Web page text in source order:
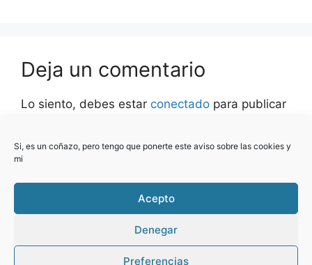
Si, es un coñazo, pero tengo que ponerte este aviso sobre las cookies y
mi
Acepto
Denegar
Preferencias
Deja un comentario
Lo siento, debes estar conectado para publicar
Este sitio usa Akismet para reducir el spam.